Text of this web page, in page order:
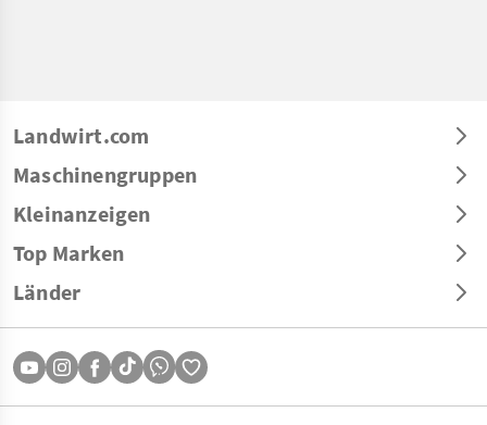
Landwirt.com
Maschinengruppen
Kleinanzeigen
Top Marken
Länder